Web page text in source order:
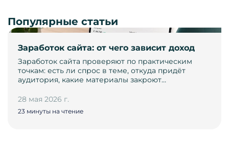
Заработок сайта: от чего зависит доход
Заработок сайта проверяют по практическим
точкам: есть ли спрос в теме, откуда придёт
аудитория, какие материалы закроют…
28 мая 2026 г.
23 минуты на чтение
Популярные статьи